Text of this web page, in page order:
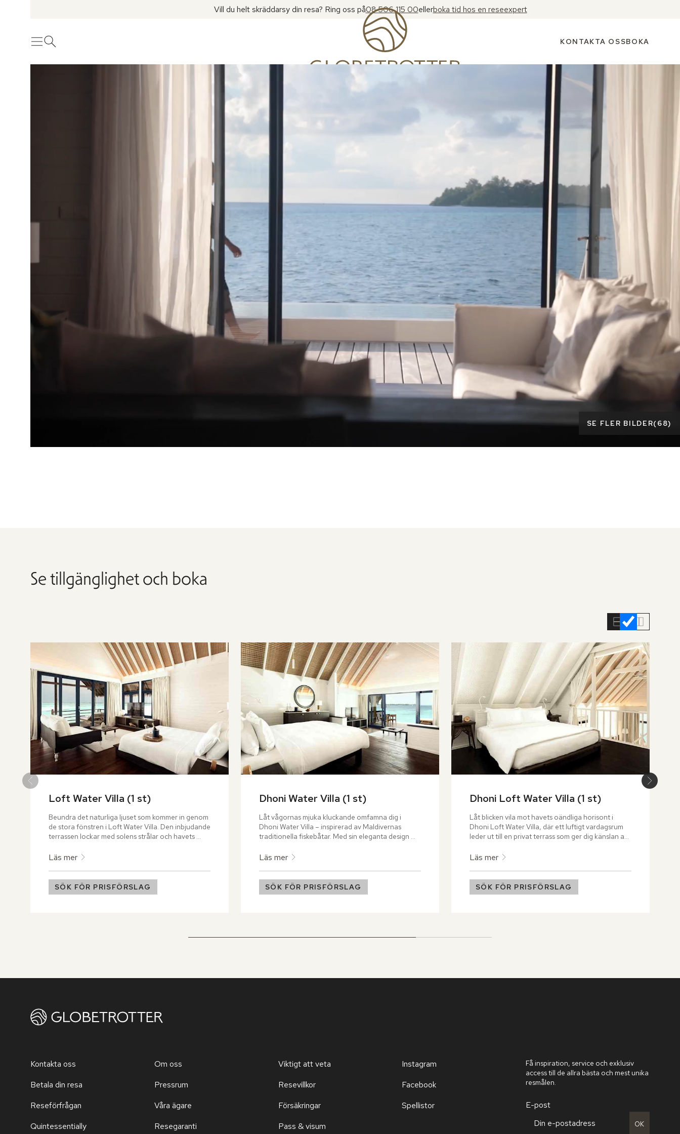
Vill du helt skräddarsy din resa? Ring oss på08 506 115 00ellerboka tid hos en reseexpert
MenyÖppna sök KONTAKTA OSSBOKA
Se fler bilder
SE FLER BILDER(68)
Se tillgänglighet och boka
Loft Water Villa (1 st)
Beundra det naturliga ljuset som kommer in genom
de stora fönstren i Loft Water Villa. Den inbjudande
terrassen lockar med solens strålar och havets
size-säng – redo att vagga dig till sömns under en
Läs mer
SÖK FÖR PRISFÖRSLAG
Dhoni Water Villa (1 st)
Låt vågornas mjuka kluckande omfamna dig i
Dhoni Water Villa – inspirerad av Maldivernas
traditionella fiskebåtar. Med sin eleganta design
känsla av att bo på en båt som stillsamt flyter
Läs mer
SÖK FÖR PRISFÖRSLAG
Dhoni Loft Water Villa (1 st)
Låt blicken vila mot havets oändliga horisont i
Dhoni Loft Water Villa, där ett luftigt vardagsrum
leder ut till en privat terrass som ger dig känslan av
king size-säng på att omfamna dig under den
Läs mer
SÖK FÖR PRISFÖRSLAG
Kontakta oss
Betala din resa
Reseförfrågan
Quintessentially
Om oss
Pressrum
Våra ägare
Resegaranti
Viktigt att veta
Resevillkor
Försäkringar
Pass & visum
Instagram
Facebook
Spellistor
Få inspiration, service och exklusiv
access till de allra bästa och mest unika
resmålen.
E-post
OK